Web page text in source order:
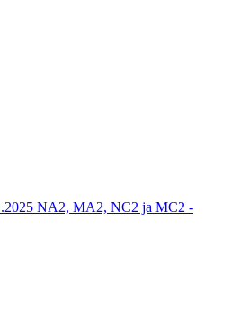
NA2, MA2, NC2 ja MC2 -